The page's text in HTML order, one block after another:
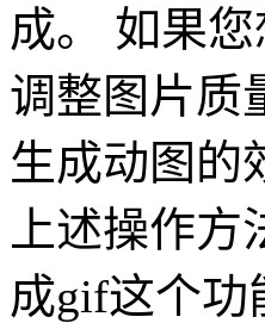
成。 如果
调整图片质
生成动图的
上述操作
成gif这个功